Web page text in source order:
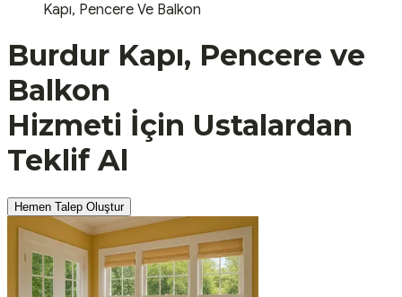
Kapı, Pencere Ve Balkon
Burdur Kapı, Pencere ve
Balkon
Hizmeti İçin Ustalardan
Teklif Al
Hemen Talep Oluştur